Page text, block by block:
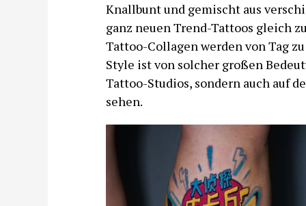
Knallbunt und gemischt aus
ganz neuen Trend-Tattoos gleich
Tattoo-Collagen werden von Tag
Style ist von solcher großen
Tattoo-Studios, sondern auch auf
sehen.